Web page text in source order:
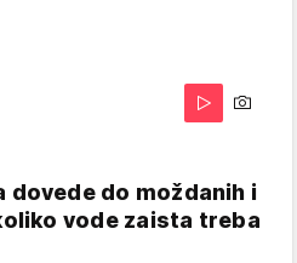
dovede do moždanih i
vode zaista treba